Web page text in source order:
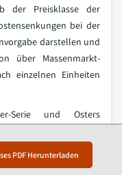
PDF Herunterladen
der Preisklasse der
bei der
darstellen und
über Massenmarkt-
einzelnen Einheiten
Serie und Osters
um für
zu halten, die
Die langfristige